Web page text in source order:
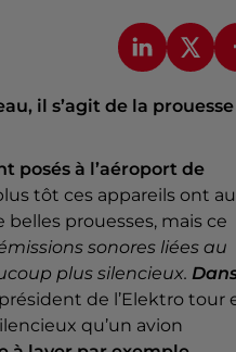
il s’agit de la prouesse
posés à l’aéroport de
tôt ces appareils ont
belles prouesses, mais ce
sonores liées au
plus silencieux.
de l’Elektro tour
qu’un avion